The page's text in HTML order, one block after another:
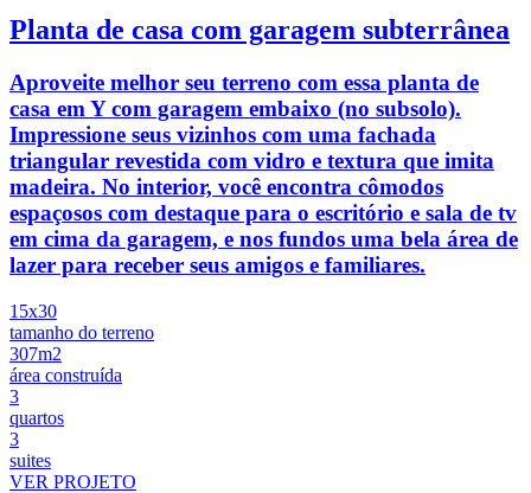
Planta de casa com garagem subterrânea
Aproveite melhor seu terreno com essa planta de
casa em Y com garagem embaixo (no subsolo).
Impressione seus vizinhos com uma fachada
triangular revestida com vidro e textura que imita
madeira. No interior, você encontra cômodos
espaçosos com destaque para o escritório e sala de tv
em cima da garagem, e nos fundos uma bela área de
lazer para receber seus amigos e familiares.
15x30
tamanho do terreno
307m2
área construída
3
quartos
3
suites
VER PROJETO